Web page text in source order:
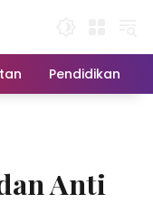
Pendidikan
Anti